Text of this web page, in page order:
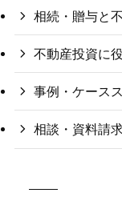
相続・贈与と
不動産投資に
事例・ケース
相談・資料請